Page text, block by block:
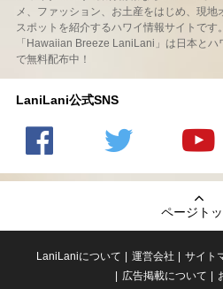
メ、ファッション、お土産をはじめ、現
スポットを紹介するハワイ情報サイトです
「Hawaiian Breeze LaniLani」は日本と
で無料配布中！
LaniLani公式SNS
の
のtwitter
の
Youtube
チャンネ
ページト
LaniLaniについて 運営会社 サイト
広告掲載について